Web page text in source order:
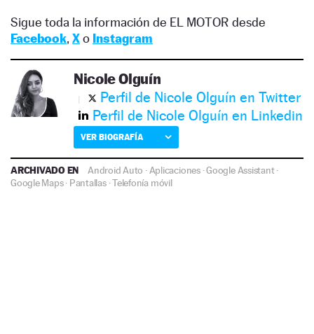
Sigue toda la información de EL MOTOR desde
Facebook, Xo Instagram
Nicole Olguín
Perfil de Nicole Olguín en Twitter
Perfil de Nicole Olguín en Linkedin
VER BIOGRAFÍA
ARCHIVADO EN Android Auto · Aplicaciones·Google Assistant·
Google Maps· Pantallas·Telefonía móvil